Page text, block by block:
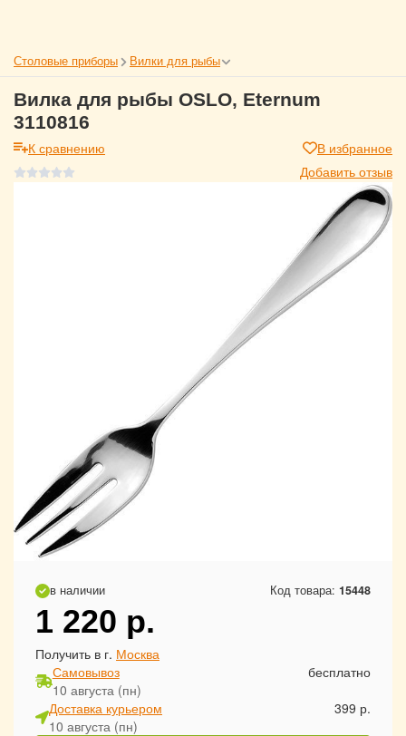
Столовые приборы Вилки для рыбы
Вилка для рыбы OSLO, Eternum
3110816
К сравнению
В избранное
Добавить отзыв
в наличии Код товара: 15448
1 220 р.
Получить в г. Москва
Самовывоз
10 августа (пн)
бесплатно
Доставка курьером
10 августа (пн)
399 р.